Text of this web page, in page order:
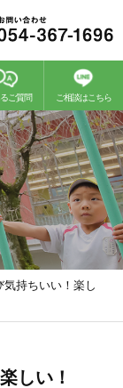
の森
ご質問 ご相談はこちら
持ちいい！楽し
しい！